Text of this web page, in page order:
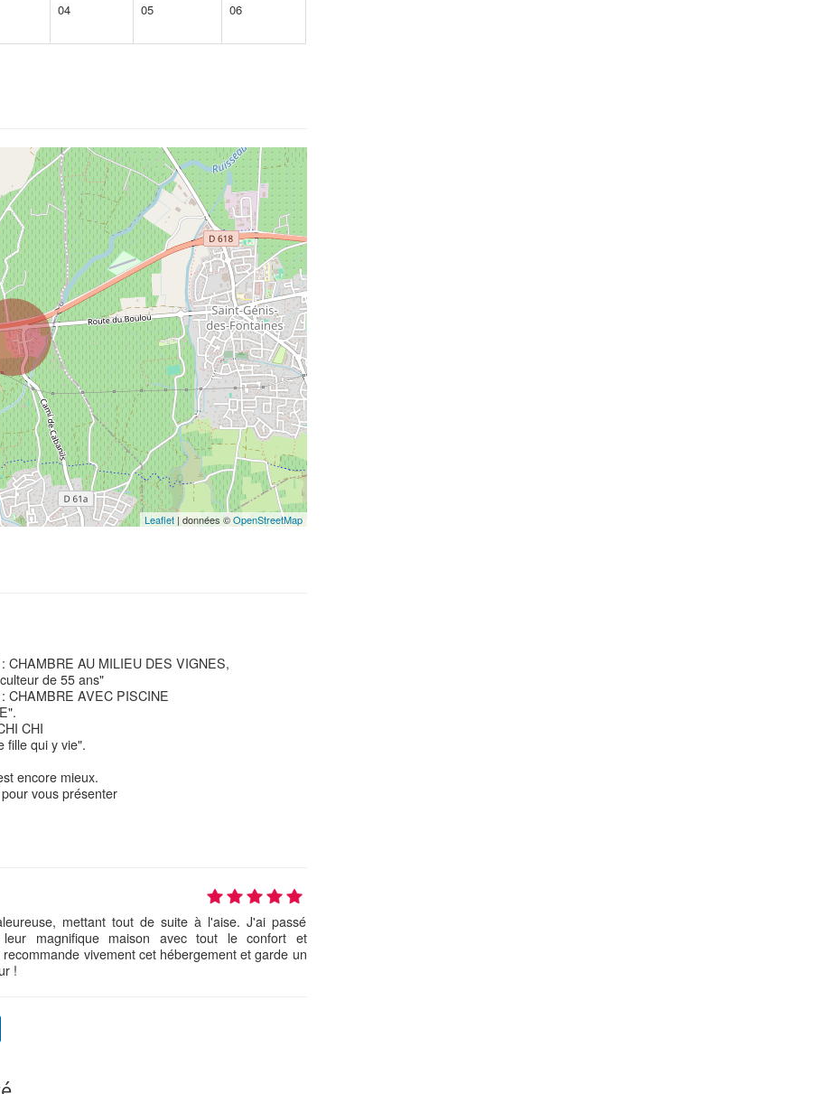
04 05 06
Leaflet| données ©OpenStreetMap
CHAMBRE AU MILIEU DES VIGNES,
de 55 ans"
CHAMBRE AVEC PISCINE
CHI
fille qui y vie".
encore mieux.
vous présenter
mettant tout de suite à l'aise. J'ai passé
leur magnifique maison avec tout le confort et
vivement cet hébergement et garde un
!